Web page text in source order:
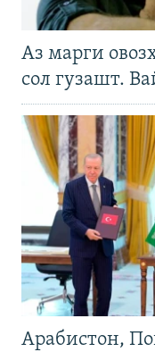
Аз марги
сол гузашт.
Арабистон,